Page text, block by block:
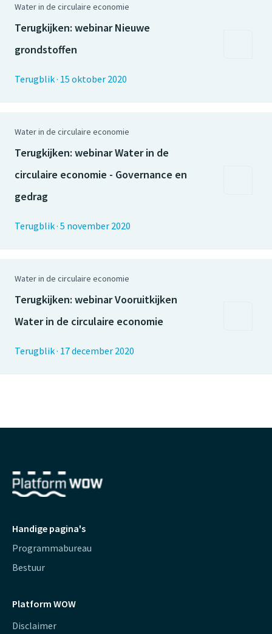
Water in de circulaire economie
Terugkijken: webinar Nieuwe
grondstoffen
Terugblik· 15 oktober 2020
Water in de circulaire economie
Terugkijken: webinar Water in de
circulaire economie - Governance en
gedrag
Terugblik· 5 november 2020
Water in de circulaire economie
Terugkijken: webinar Vooruitkijken
Water in de circulaire economie
Terugblik· 17 december 2020
Handige pagina's
Programmabureau
Bestuur
Platform WOW
Disclaimer